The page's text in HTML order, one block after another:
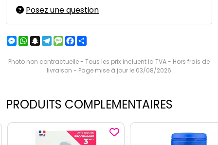
Posez une question
Messenger
WhatsApp
Snapchat
Telegram
MessageFacebook
Photo non contractuelle - Tous les prix incluent la TVA - Hors frais de
livraison - Page mise à jour le 03/08/2026
PRODUITS COMPLEMENTAIRES